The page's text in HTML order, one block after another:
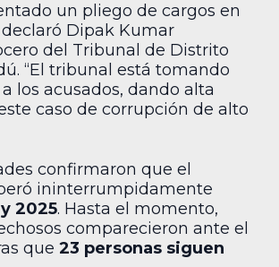
un pliego de cargos en
Dipak Kumar
del Tribunal de Distrito
“El tribunal está tomando
los acusados, dando alta
caso de corrupción de alto
confirmaron que el
ininterrumpidamente
2025. Hasta el momento,
comparecieron ante el
que 23 personas siguen